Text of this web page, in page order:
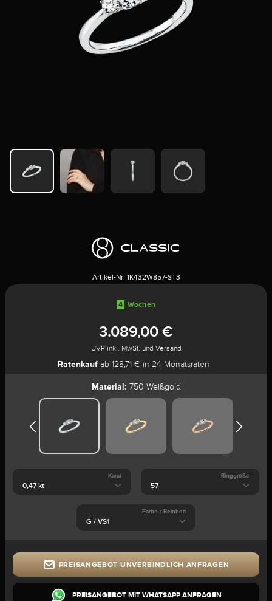
Artikel-Nr: 1K432W857-ST3
4 Wochen
3.089,00 €
UVP inkl. MwSt. und Versand
Ratenkauf ab 128,71 € in 24 Monatsraten
Material: 750 Weißgold
Karat Ringgröße
Farbe / Reinheit
PREISANGEBOT UNVERBINDLICH ANFRAGEN
PREISANGEBOT MIT WHATSAPP ANFRAGEN